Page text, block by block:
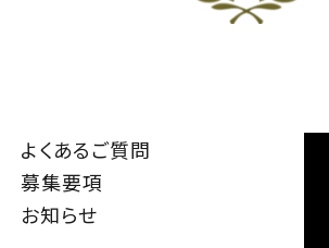
よくあるご質問
募集要項
お知らせ